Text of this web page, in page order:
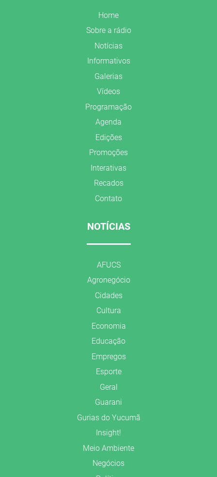
Home
Sobre a rádio
Notícias
Informativos
Galerias
Vídeos
Programação
Agenda
Edições
Promoções
Interativas
Recados
Contato
NOTÍCIAS
AFUCS
Agronegócio
Cidades
Cultura
Economia
Educação
Empregos
Esporte
Geral
Guarani
Gurias do Yucumã
Insight!
Meio Ambiente
Negócios